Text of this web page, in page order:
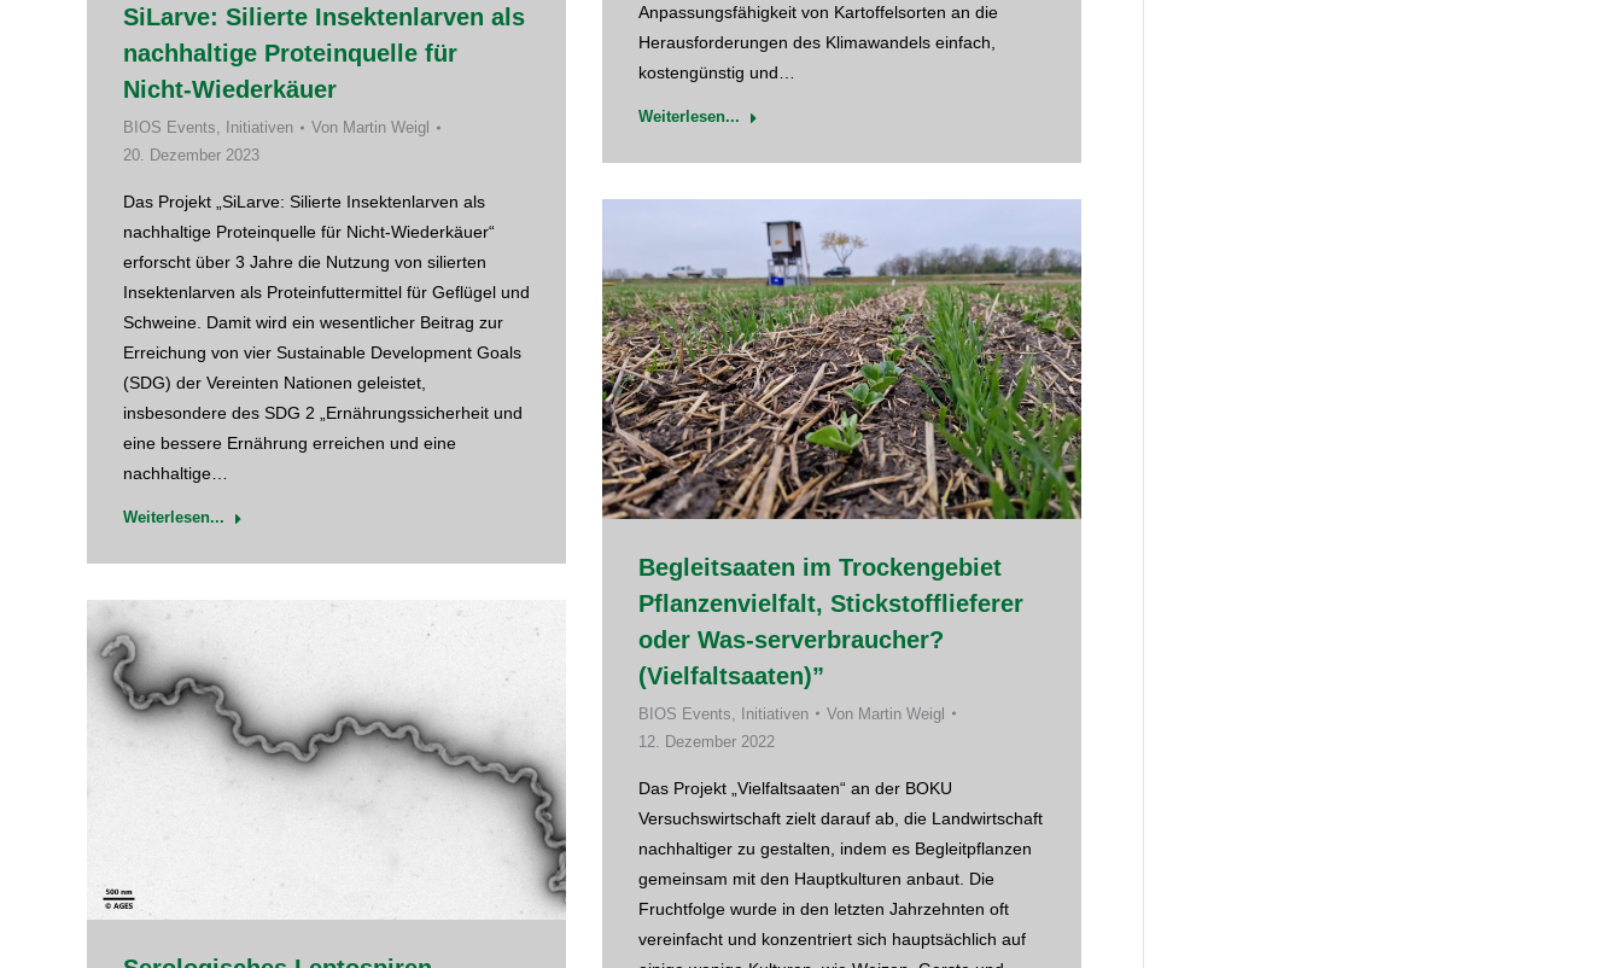
Anpassungsfähigkeit von Kartoffelsorten an die
Herausforderungen des Klimawandels einfach,
kostengünstig und…
Weiterlesen...
SiLarve: Silierte Insektenlarven als
nachhaltige Proteinquelle für
Nicht-Wiederkäuer
BIOS Events, Initiativen Von Martin Weigl
20. Dezember 2023
Das Projekt „SiLarve: Silierte Insektenlarven als
nachhaltige Proteinquelle für Nicht-Wiederkäuer“
erforscht über 3 Jahre die Nutzung von silierten
Insektenlarven als Proteinfuttermittel für Geflügel und
Schweine. Damit wird ein wesentlicher Beitrag zur
Erreichung von vier Sustainable Development Goals
(SDG) der Vereinten Nationen geleistet,
insbesondere des SDG 2 „Ernährungssicherheit und
eine bessere Ernährung erreichen und eine
nachhaltige…
Weiterlesen...
Begleitsaaten im Trockengebiet
Pflanzenvielfalt, Stickstofflieferer
oder Was-serverbraucher?
(Vielfaltsaaten)”
BIOS Events Initiativen Von Martin Weigl
12. Dezember 2022
Das Projekt „Vielfaltsaaten“ an der BOKU
Versuchswirtschaft zielt darauf ab, die Landwirtschaft
nachhaltiger zu gestalten, indem es Begleitpflanzen
gemeinsam mit den Hauptkulturen anbaut. Die
Fruchtfolge wurde in den letzten Jahrzehnten oft
vereinfacht und konzentriert sich hauptsächlich auf